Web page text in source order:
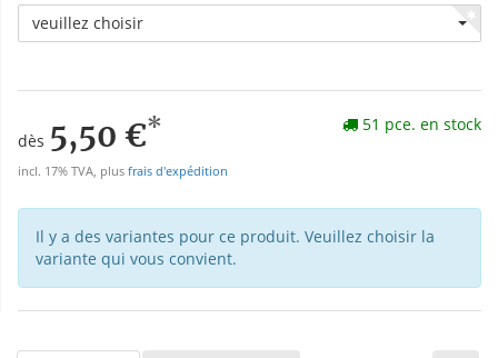
veuillez choisir
dès 5,50 €*
incl. 17% TVA, plus frais d'expédition
51 pce. en stock
Il y a des variantes pour ce produit. Veuillez choisir la
variante qui vous convient.